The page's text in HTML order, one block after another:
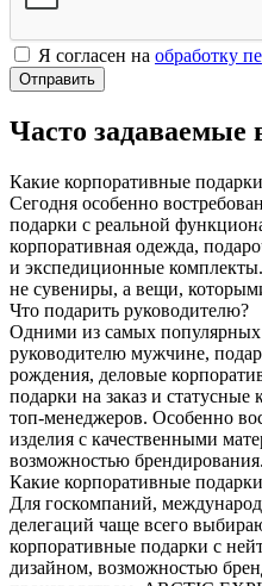
Я согласен на обработку
Отправить
Часто задаваемые
Какие корпоративные
Сегодня особенно
подарки с реальной
корпоративная одежда,
и экспедиционные
не сувениры, а вещи,
Что подарить руководителю?
Одними из самых
руководителю мужчине,
рождения, деловые
подарки на заказ и
топ-менеджеров. Особенно
изделия с качественными
возможностью брендирования.
Какие корпоративные
Для госкомпаний,
делегаций чаще всего
корпоративные подарки с
дизайном, возможностью